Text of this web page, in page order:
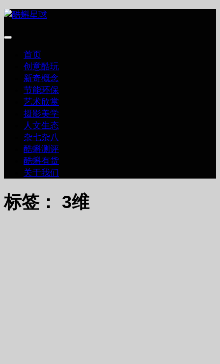
跳
内
首页
创意酷玩
新奇概念
节能环保
艺术欣赏
摄影美学
人文生态
杂七杂八
酷蝌测评
酷蝌有货
关于我们
标签： 3维